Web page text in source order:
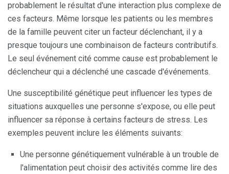
probablement le résultat d'une interaction plus complexe de
ces facteurs. Même lorsque les patients ou les membres
de la famille peuvent citer un facteur déclenchant, il y a
presque toujours une combinaison de facteurs contributifs.
Le seul événement cité comme cause est probablement le
déclencheur qui a déclenché une cascade d'événements.
Une susceptibilité génétique peut influencer les types de
situations auxquelles une personne s'expose, ou elle peut
influencer sa réponse à certains facteurs de stress. Les
exemples peuvent inclure les éléments suivants:
Une personne génétiquement vulnérable à un trouble de
l'alimentation peut choisir des activités comme lire des